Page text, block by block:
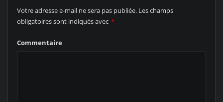
Votre adresse e-mail ne sera pas publiée. Les champs
obligatoires sont indiqués avec *
Commentaire